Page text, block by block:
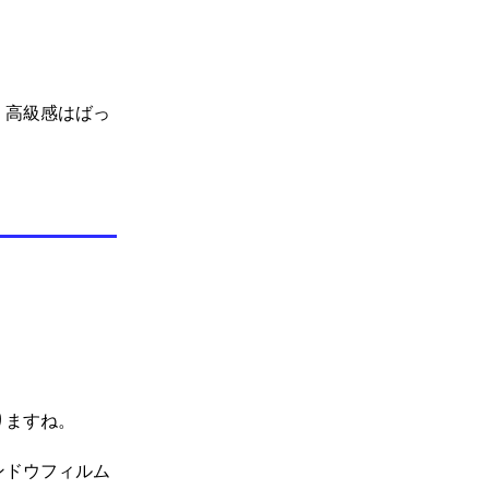
級感はばっ
すね。
ウフィルム